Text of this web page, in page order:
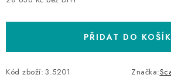
PŘIDAT DO
Kód zboží: 3.5201 Značka: